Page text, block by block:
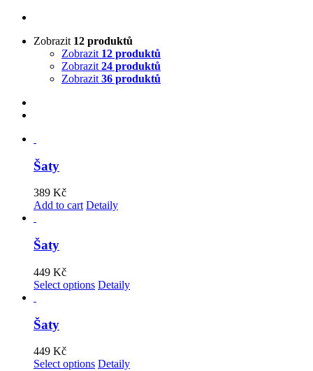
Zobrazit 12 produktů
Zobrazit 12 produktů
Zobrazit 24 produktů
Zobrazit 36 produktů
Šaty
389 Kč
Add to cart Detaily
Šaty
449 Kč
Select options Detaily
Šaty
449 Kč
Select options Detaily